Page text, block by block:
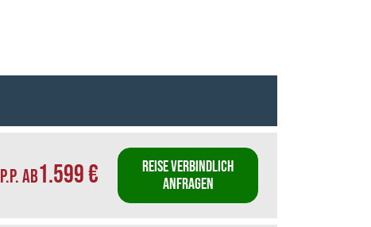
P.P. AB1.599 €
REISE VERBINDLICH
ANFRAGEN